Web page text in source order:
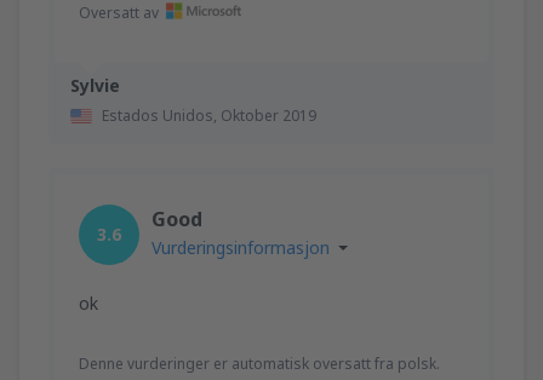
Sylvie
Estados Unidos, Oktober 2019
Oversatt av
3.6
Good
Vurderingsinformasjon
ok
Denne vurderinger er automatisk oversatt fra polsk.